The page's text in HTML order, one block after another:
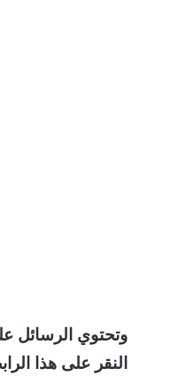
وتحتوي الرسائل
النقر على هذا